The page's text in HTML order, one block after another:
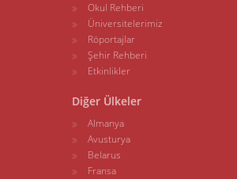
Okul Rehberi
Üniversitelerimiz
Röportajlar
Şehir Rehberi
Etkinlikler
Diğer Ülkeler
Almanya
Avusturya
Belarus
Fransa